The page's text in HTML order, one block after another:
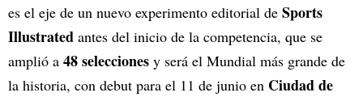
es el eje de un nuevo experimento editorial de Sports
Illustrated antes del inicio de la competencia, que se
amplió a 48 selecciones y será el Mundial más grande de
la historia, con debut para el 11 de junio en Ciudad de